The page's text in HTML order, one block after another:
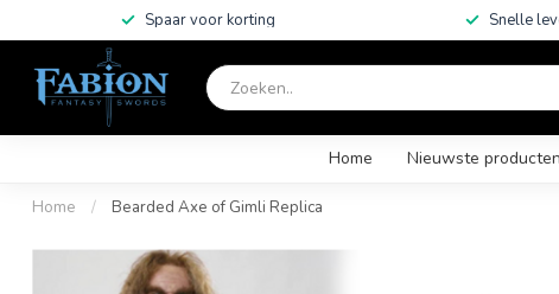
Spaar voor korting Snelle
Home Nieuwste producten
Home / Bearded Axe of Gimli Replica